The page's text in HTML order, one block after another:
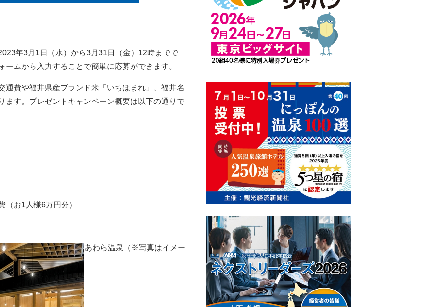
年3月1日（水）から3月31日（金）12時までで
ムから入力することで簡単に応募ができます。
費や福井県産ブランド米「いちほまれ」、福井名
ます。プレゼントキャンペーン概要は以下の通りで
（お1人様6万円分）
あわら温泉（※写真はイメー